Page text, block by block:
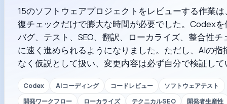
15のソフトウェアプロジェクトをレビューする作業
復チェックだけで膨大な時間が必要でした。Codex
バグ、テスト、SEO、翻訳、ローカライズ、整合性チ
に速く進められるようになりました。ただし、AIの指
なく仮説として扱い、変更内容は必ず自分で検証し
Codex AIコーディング コードレビュー
ソフトウェアテスト
開発ワークフロー
ローカライズ テクニカルSEO 開発者生産性